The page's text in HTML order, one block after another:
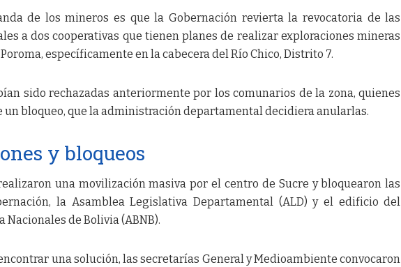
de los mineros es que la Gobernación revierta la revocatoria de las
a dos cooperativas que tienen planes de realizar exploraciones mineras
específicamente en la cabecera del Río Chico, Distrito 7.
sido rechazadas anteriormente por los comunarios de la zona, quienes
un bloqueo, que la administración departamental decidiera anularlas.
y bloqueos
una movilización masiva por el centro de Sucre y bloquearon las
la Asamblea Legislativa Departamental (ALD) y el edificio del
Nacionales de Bolivia (ABNB).
una solución, las secretarías General y Medioambiente convocaron